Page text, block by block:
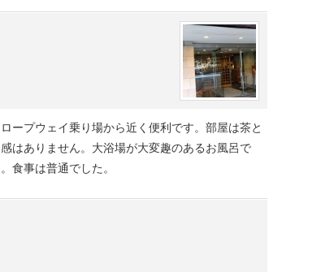
ープウェイ乗り場から近く便利です。部屋は茶と
はありません。大浴場が大変趣のあるお風呂で
食事は普通でした。